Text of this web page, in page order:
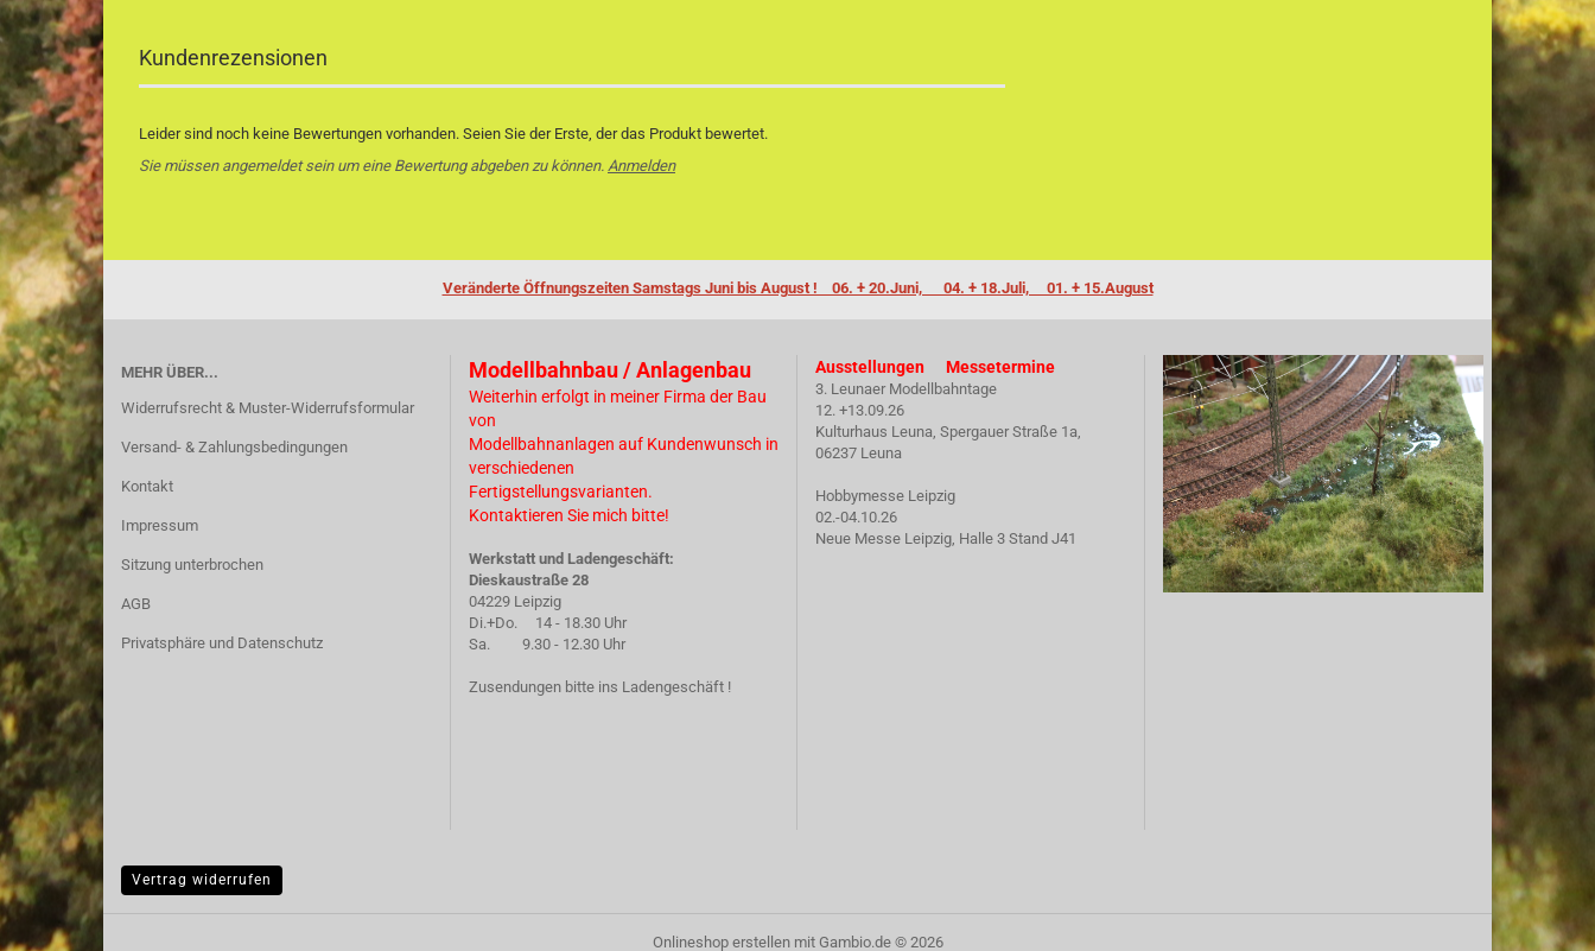
Kundenrezensionen
Leider sind noch keine Bewertungen vorhanden. Seien Sie der Erste, der das Produkt bewertet.
Sie müssen angemeldet sein um eine Bewertung abgeben zu können. Anmelden
Veränderte Öffnungszeiten Samstags Juni bis August ! 06. + 20.Juni, 04. + 18.Juli, 01. + 15.August
MEHR ÜBER...
Widerrufsrecht & Muster-Widerrufsformular
Versand- & Zahlungsbedingungen
Kontakt
Impressum
Sitzung unterbrochen
AGB
Privatsphäre und Datenschutz
Modellbahnbau / Anlagenbau
Weiterhin erfolgt in meiner Firma der Bau
von
Modellbahnanlagen auf Kundenwunsch in
verschiedenen
Fertigstellungsvarianten.
Kontaktieren Sie mich bitte!
Werkstatt und Ladengeschäft:
Dieskaustraße 28
04229 Leipzig
Di.+Do. 14 - 18.30 Uhr
Sa. 9.30 - 12.30 Uhr
Zusendungen bitte ins Ladengeschäft !
Ausstellungen Messetermine
3. Leunaer Modellbahntage
12. +13.09.26
Kulturhaus Leuna, Spergauer Straße 1a,
06237 Leuna
Hobbymesse Leipzig
02.-04.10.26
Neue Messe Leipzig, Halle 3 Stand J41
Vertrag widerrufen
Onlineshop erstellenmit Gambio.de © 2026